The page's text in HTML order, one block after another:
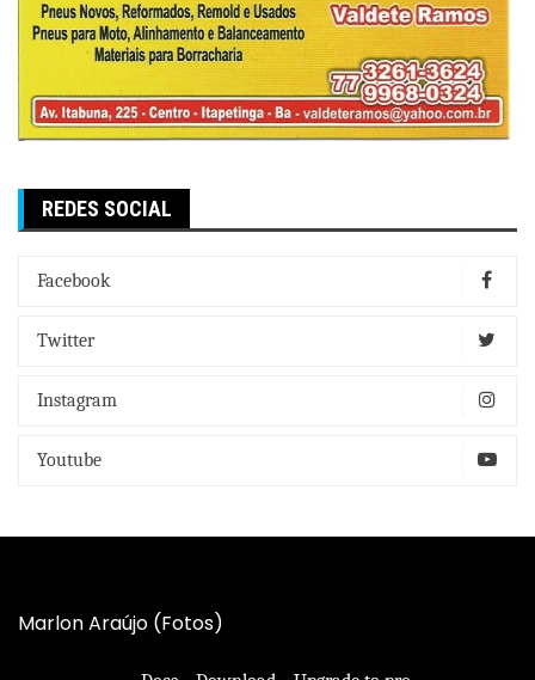
REDES SOCIAL
Facebook
Twitter
Instagram
Youtube
Marlon Araújo (Fotos)